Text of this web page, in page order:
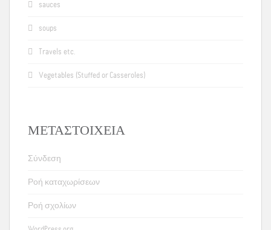
sauces
soups
Travels etc.
Vegetables (Stuffed or Casseroles)
ΜΕΤΑΣΤΟΙΧΕΊΑ
Σύνδεση
Ροή καταχωρίσεων
Ροή σχολίων